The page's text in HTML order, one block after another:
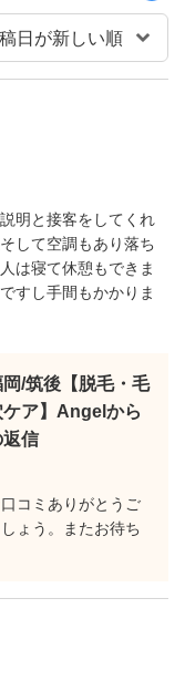
明と接客をしてくれ
して空調もあり落ち
は寝て休憩もできま
すし手間もかかりま
岡/筑後【脱毛・毛
ケア】Angelから
返信
コミありがとうご
ょう。またお待ち